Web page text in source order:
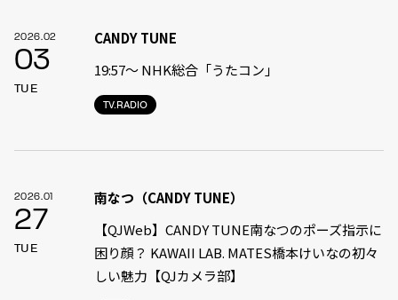
2026.02
03
TUE
TV.RADIO
CANDY TUNE
19:57〜 NHK総合「うたコン」
2026.01
27
TUE
南なつ（CANDY TUNE）
【QJWeb】CANDY TUNE南なつのポーズ指示に
困り顔？ KAWAII LAB. MATES橋本けいなの初々
しい魅力【QJカメラ部】